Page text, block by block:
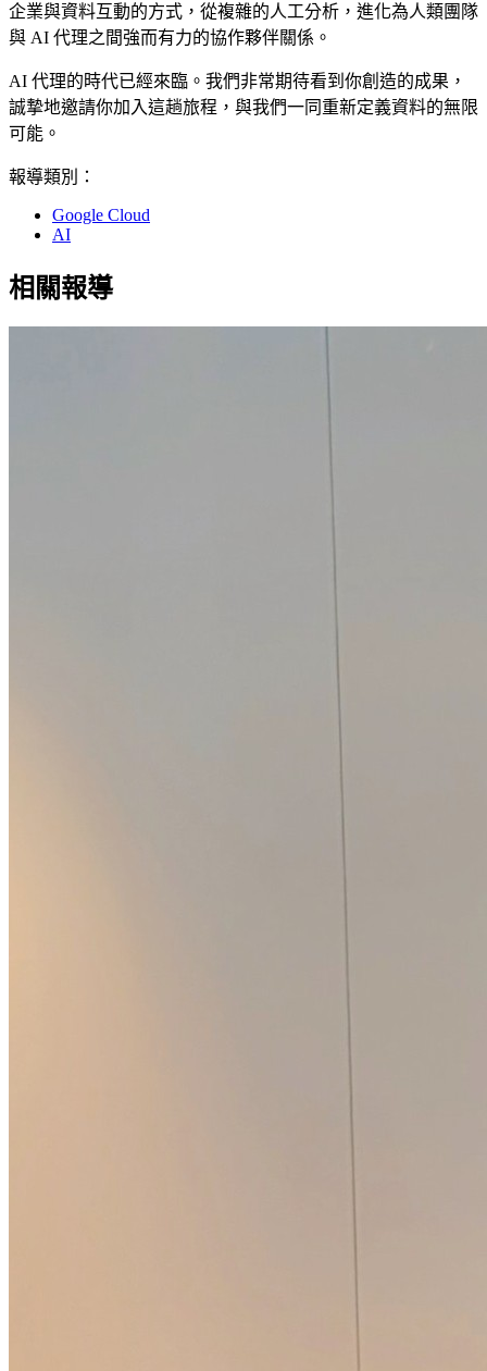
企業與資料互動的方式，從複雜的人工分析，進化為人類團隊
與 AI 代理之間強而有力的協作夥伴關係。
AI 代理的時代已經來臨。我們非常期待看到你創造的成果，
誠摯地邀請你加入這趟旅程，與我們一同重新定義資料的無限
可能。
報導類別：
Google Cloud
AI
相關報導